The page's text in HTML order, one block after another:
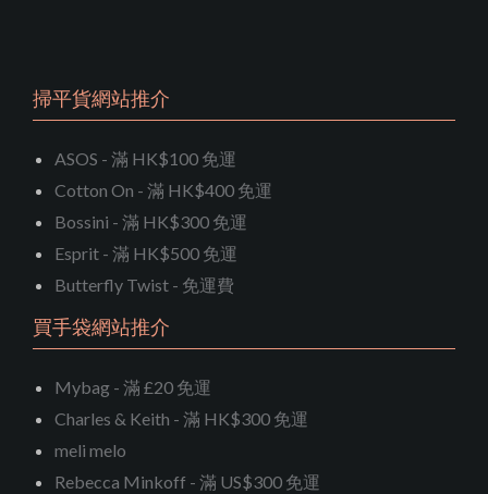
掃平貨網站推介
ASOS - 滿 HK$100 免運
Cotton On - 滿 HK$400 免運
Bossini - 滿 HK$300 免運
Esprit - 滿 HK$500 免運
Butterfly Twist - 免運費
買手袋網站推介
Mybag - 滿 £20 免運
Charles & Keith - 滿 HK$300 免運
meli melo
Rebecca Minkoff - 滿 US$300 免運